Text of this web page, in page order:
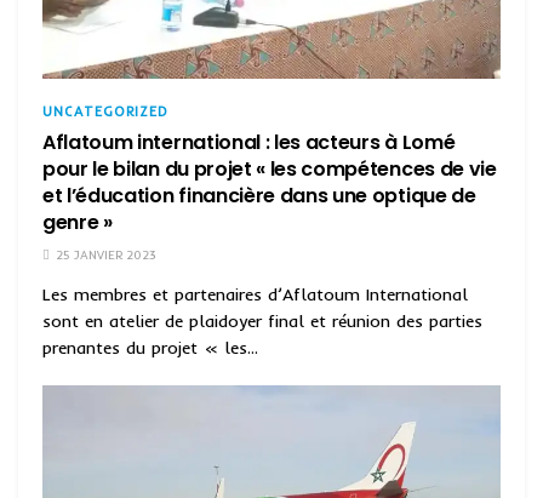
UNCATEGORIZED
Aflatoum international : les acteurs à Lomé
pour le bilan du projet « les compétences de vie
et l’éducation financière dans une optique de
genre »
25 JANVIER 2023
Les membres et partenaires d’Aflatoum International
sont en atelier de plaidoyer final et réunion des parties
prenantes du projet « les...